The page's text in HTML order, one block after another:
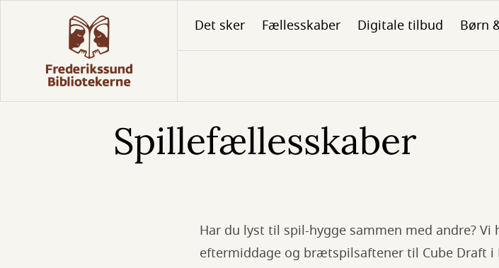
Det sker Fællesskaber Digitale tilbud Børn
Spillefællesskaber
Har du lyst til spil-hygge sammen med andre?
eftermiddage og brætspilsaftener til Cube Draft